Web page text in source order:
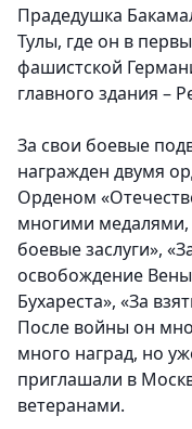
Прадедушка
Тулы, где он в
фашистской
главного здания –
За свои боевые
награжден двумя
Орденом
многими медалями,
боевые заслуги»,
освобождение
Бухареста», «За
После войны он
много наград, но
приглашали в
ветеранами.